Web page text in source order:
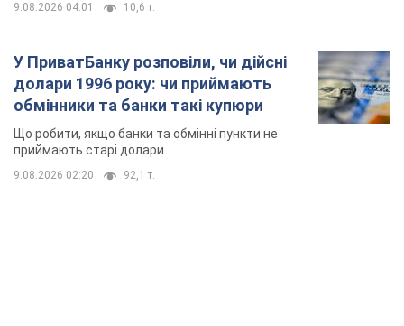
9.08.2026 04:01 10,6 т.
У ПриватБанку розповіли, чи дійсні
долари 1996 року: чи приймають
обмінники та банки такі купюри
Що робити, якщо банки та обмінні пункти не
приймають старі долари
9.08.2026 02:20 92,1 т.